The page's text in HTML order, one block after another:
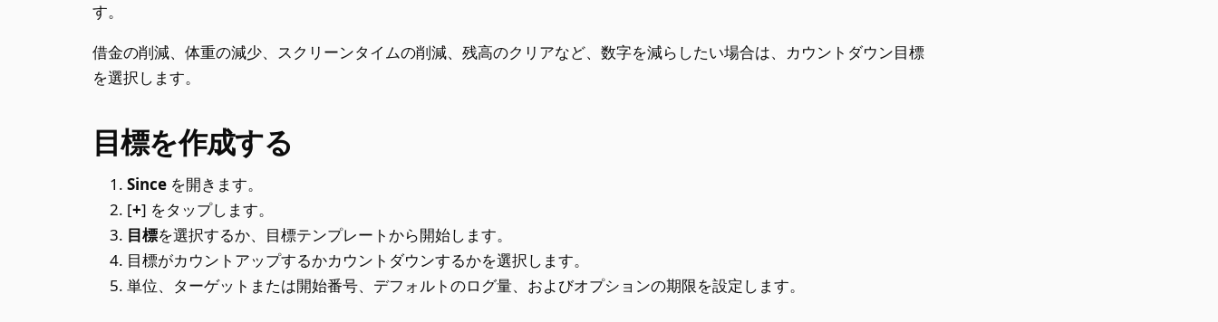
す。
借金の削減、体重の減少、スクリーンタイムの削減、残高のクリアなど、数字を減らしたい場合は、カウントダウン目標
を選択します。
目標を作成する
Since を開きます。
[+] をタップします。
目標を選択するか、目標テンプレートから開始します。
目標がカウントアップするかカウントダウンするかを選択します。
単位、ターゲットまたは開始番号、デフォルトのログ量、およびオプションの期限を設定します。